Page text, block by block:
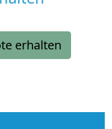
erhalten